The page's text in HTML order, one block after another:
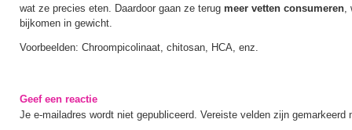
wat ze precies eten. Daardoor gaan ze terug meer vetten consumeren,
bijkomen in gewicht.
Voorbeelden: Chroompicolinaat, chitosan, HCA, enz.
Geef een reactie
Je e-mailadres wordt niet gepubliceerd. Vereiste velden zijn gemarkeerd